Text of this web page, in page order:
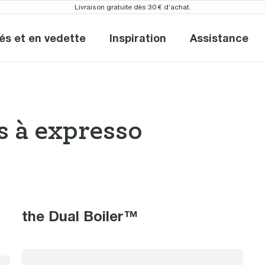
Livraison gratuite dès 30 € d’achat.
et en vedette
Nouveautés et en vedette
InspirationInspirationAssistance
à
à expresso
the Dual Boiler™